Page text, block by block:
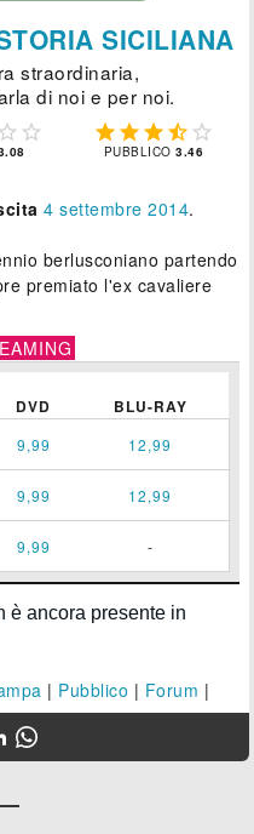
SICILIANA
straordinaria,
di noi e per noi.
      
PUBBLICO3.46
4 settembre 2014.
berlusconiano partendo
premiato l'ex cavaliere
DVD BLU-RAY
9,99 12,99
9,99 12,99
9,99 -
| Pubblico | Forum |